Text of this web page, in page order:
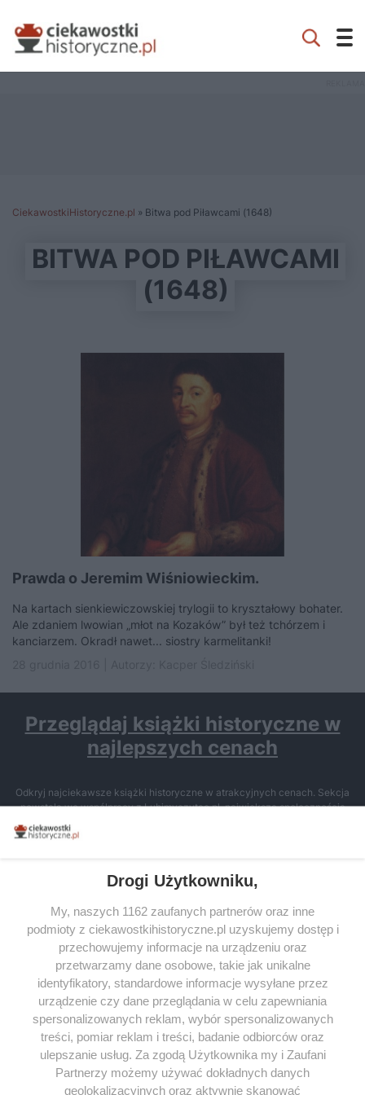
CiekawostkiHistoryczne.pl » Bitwa pod Piławcami (1648)
BITWA POD PIŁAWCAMI
(1648)
Prawda o Jeremim Wiśniowieckim.
Na kartach sienkiewiczowskiej trylogii to kryształowy bohater.
Ale zdaniem lwowian „młot na Kozaków” był też tchórzem i
kanciarzem. Okradł nawet... siostry karmelitanki!
Przeglądaj książki historyczne w
najlepszych cenach
Odkryj najciekawsze książki historyczne w atrakcyjnych cenach. Sekcja
powstała we współpracy z Lubimyczytac.pl, największą społecznością
miłośników literatury w Polsce – dzięki temu możesz wybierać spośród
tytułów najwyżej ocenianych przez czytelników.
SERWIS
SPOŁECZNOŚĆ
WSPÓŁPRACA
KONTAKT
Drogi Użytkowniku,
My, naszych 1162 zaufanych partnerów oraz inne
podmioty z ciekawostkihistoryczne.pl uzyskujemy dostęp i
przechowujemy informacje na urządzeniu oraz
przetwarzamy dane osobowe, takie jak unikalne
identyfikatory, standardowe informacje wysyłane przez
urządzenie czy dane przeglądania w celu zapewniania
spersonalizowanych reklam, wybór spersonalizowanych
treści, pomiar reklam i treści, badanie odbiorców oraz
ulepszanie usług. Za zgodą Użytkownika my i Zaufani
Partnerzy możemy używać dokładnych danych
geolokalizacyjnych oraz aktywnie skanować